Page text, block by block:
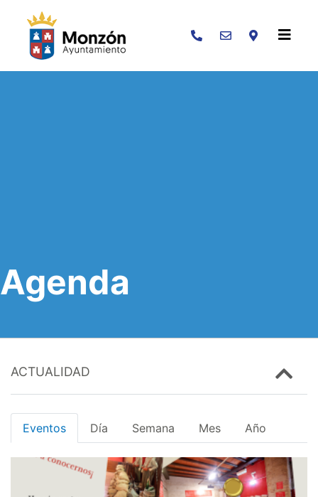
Buscar
Agenda
ACTUALIDAD
Eventos Día Semana Mes Año